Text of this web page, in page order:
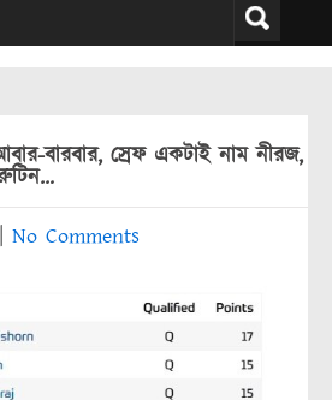
বারবার, স্রেফ একটাই নাম নীরজ,
No Comments